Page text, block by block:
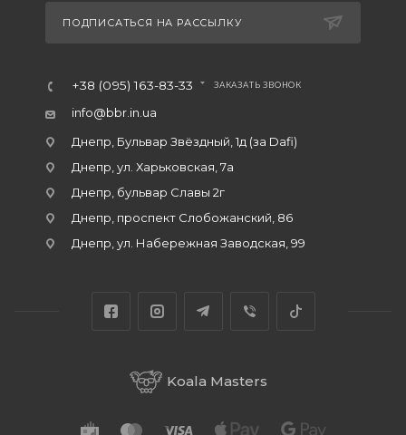
ПОДПИСАТЬСЯ НА РАССЫЛКУ
+38 (095) 163-83-33 ЗАКАЗАТЬ ЗВОНОК
info@bbr.in.ua
Днепр, Бульвар Звёздный, 1д (за Dafi)
Днепр, ул. Харьковская, 7а
Днепр, бульвар Славы 2г
Днепр, проспект Слобожанский, 86
Днепр, ул. Набережная Заводская, 99
Koala Masters